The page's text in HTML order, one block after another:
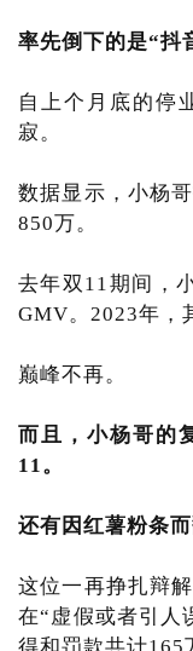
率先倒下的是“抖
自上个月底的停
寂。
数据显示，小杨
850万。
去年双11期间，
GMV。2023年，
巅峰不再。
而且，小杨哥的
11。
还有因红薯粉条
这位一再挣扎辩
在“虚假或者引人